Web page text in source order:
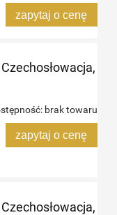
zapytaj o cenę
brak towaru
zapytaj o cenę